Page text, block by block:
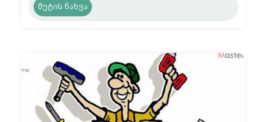
მეტის ნახვა